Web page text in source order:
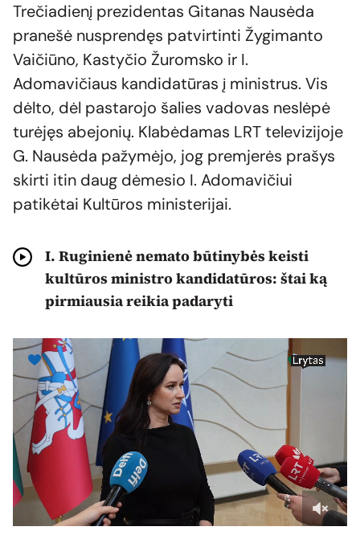
Trečiadienį prezidentas Gitanas Nausėda
pranešė nusprendęs patvirtinti Žygimanto
Vaičiūno, Kastyčio Žuromsko ir I.
Adomavičiaus kandidatūras į ministrus. Vis
dėlto, dėl pastarojo šalies vadovas neslėpė
turėjęs abejonių. Klabėdamas LRT televizijoje
G. Nausėda pažymėjo, jog premjerės prašys
skirti itin daug dėmesio I. Adomavičiui
patikėtai Kultūros ministerijai.
I. Ruginienė nemato būtinybės keisti
kultūros ministro kandidatūros: štai ką
pirmiausia reikia padaryti